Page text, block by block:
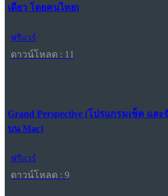
เดียว โดยคนไทย)
ฟรีแวร์
ดาวน์โหลด : 11
Grand Perspective (โปรแกรมเช็ค แล
บน Mac)
ฟรีแวร์
ดาวน์โหลด : 9